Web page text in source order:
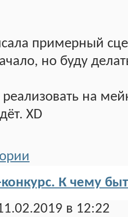
примерный
но буду
реализовать на
XD
конкурс. К чему
в 12:22